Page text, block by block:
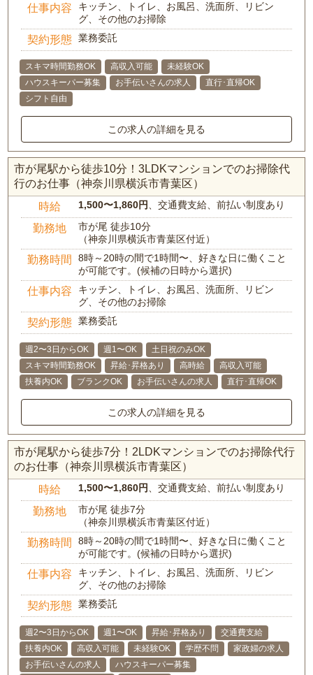
仕事内容
キッチン、トイレ、お風呂、洗面所、リビン
グ、その他のお掃除
契約形態 業務委託
スキマ時間勤務OK 高収入可能
未経験OK
ハウスキーパー募集
お手伝いさんの求人
直行･直帰OK
シフト自由
この求人の詳細を見る
市が尾駅から徒歩10分！3LDKマンションでのお掃除代
行のお仕事（神奈川県横浜市青葉区）
時給 1,500〜1,860円、交通費支給、前払い制度あり
勤務地
市が尾 徒歩10分
（神奈川県横浜市青葉区付近）
勤務時間
8時～20時の間で1時間〜、好きな日に働くこと
が可能です。(候補の日時から選択)
仕事内容
キッチン、トイレ、お風呂、洗面所、リビン
グ、その他のお掃除
契約形態 業務委託
週2〜3日からOK 週1〜OK
土日祝のみOK
スキマ時間勤務OK
昇給･昇格あり 高時給
高収入可能
扶養内OK
ブランクOK お手伝いさんの求人 直行･直帰OK
この求人の詳細を見る
市が尾駅から徒歩7分！2LDKマンションでのお掃除代行
のお仕事（神奈川県横浜市青葉区）
時給 1,500〜1,860円、交通費支給、前払い制度あり
勤務地
市が尾 徒歩7分
（神奈川県横浜市青葉区付近）
勤務時間
8時～20時の間で1時間〜、好きな日に働くこと
が可能です。(候補の日時から選択)
仕事内容
キッチン、トイレ、お風呂、洗面所、リビン
グ、その他のお掃除
契約形態 業務委託
週2〜3日からOK 週1〜OK 昇給･昇格あり
交通費支給
扶養内OK
高収入可能 未経験OK 学歴不問
家政婦の求人
お手伝いさんの求人
ハウスキーパー募集